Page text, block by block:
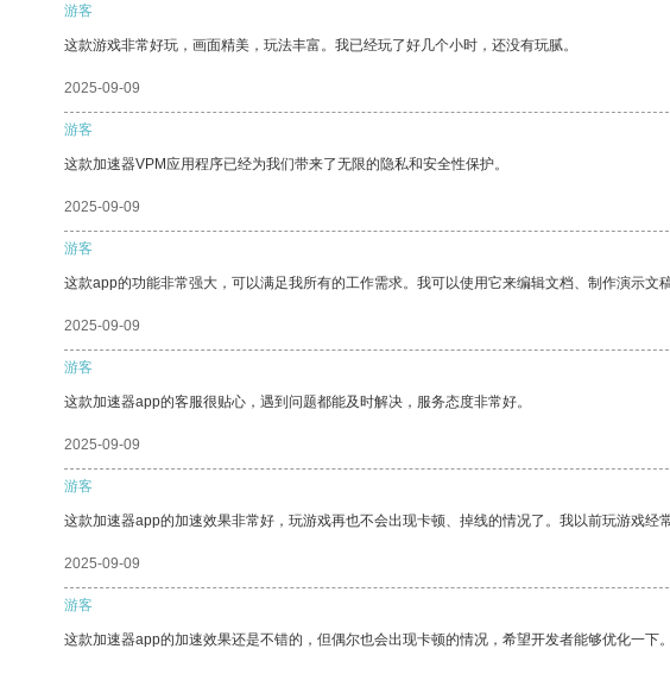
游客
这款游戏非常好玩，画面精美，玩法丰富。我已经玩了好几个小时，还没有玩腻。
2025-09-09
游客
这款加速器VPM应用程序已经为我们带来了无限的隐私和安全性保护。
2025-09-09
游客
这款app的功能非常强大，可以满足我所有的工作需求。我可以使用它来编辑文档、制作演示文
2025-09-09
游客
这款加速器app的客服很贴心，遇到问题都能及时解决，服务态度非常好。
2025-09-09
游客
这款加速器app的加速效果非常好，玩游戏再也不会出现卡顿、掉线的情况了。我以前玩游戏经
2025-09-09
游客
这款加速器app的加速效果还是不错的，但偶尔也会出现卡顿的情况，希望开发者能够优化一下。